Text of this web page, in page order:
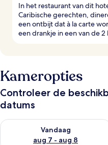
In het restaurant van dit
Caribische gerechten,
een ontbijt dat à la carte
een drankje in een van de 2
Kameropties
Controleer de
datums
Vandaag
aug 7 - aug 8
De beschikbaarheid